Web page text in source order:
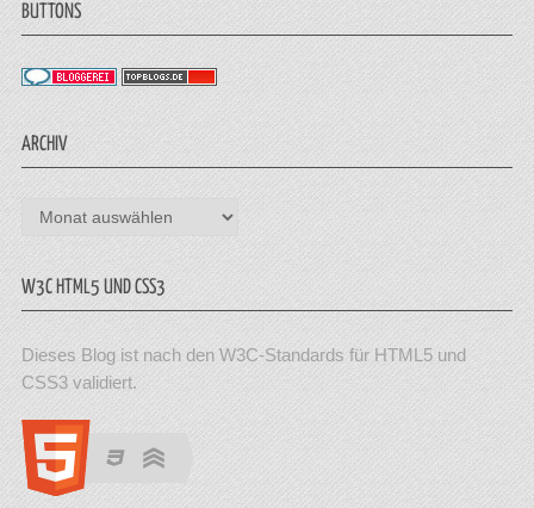
BUTTONS
ARCHIV
Archiv
W3C HTML5 UND CSS3
Dieses Blog ist nach den W3C-Standards für HTML5 und
CSS3 validiert.